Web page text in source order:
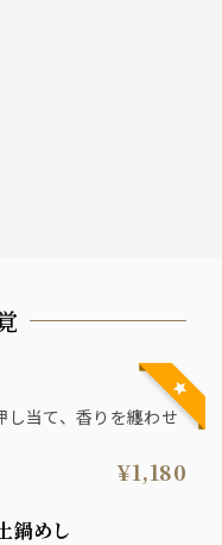
当て、香りを纏わせ
¥1,180
鍋めし